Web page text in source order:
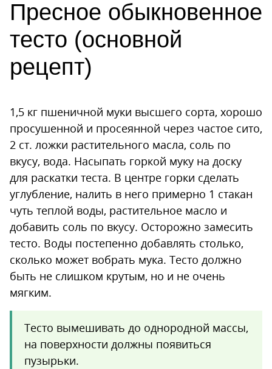
Пресное обыкновенное
тесто (основной
рецепт)
1,5 кг пшеничной муки высшего сорта, хорошо
просушенной и просеянной через частое сито,
2 ст. ложки растительного масла, соль по
вкусу, вода. Насыпать горкой муку на доску
для раскатки теста. В центре горки сделать
углубление, налить в него примерно 1 стакан
чуть теплой воды, растительное масло и
добавить соль по вкусу. Осторожно замесить
тесто. Воды постепенно добавлять столько,
сколько может вобрать мука. Тесто должно
быть не слишком крутым, но и не очень
мягким.
Тесто вымешивать до однородной массы,
на поверхности должны появиться
пузырьки.